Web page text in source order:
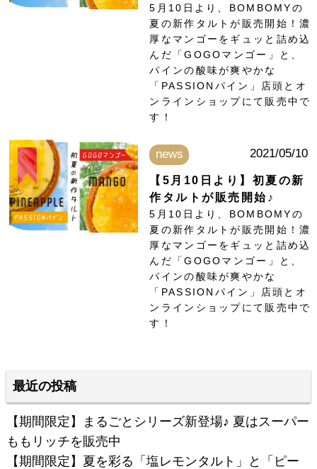
5月10日より、BOMBOMYの
夏の新作タルトが販売開始！濃
厚なマンゴーをギュッと詰め込
んだ「GOGOマンゴー」と、
パインの酸味が爽やかな
「PASSIONパイン」店頭とオ
ンラインショップにて販売中で
す！
news 2021/05/10
【5月10日より】初夏の新
作タルトが販売開始♪
5月10日より、BOMBOMYの
夏の新作タルトが販売開始！濃
厚なマンゴーをギュッと詰め込
んだ「GOGOマンゴー」と、
パインの酸味が爽やかな
「PASSIONパイン」店頭とオ
ンラインショップにて販売中で
す！
最近の投稿
【期間限定】まるごとシリーズ新登場♪ 夏はスーパー
ももリッチを販売中
【期間限定】夏を彩る「塩レモンタルト」と「ピー